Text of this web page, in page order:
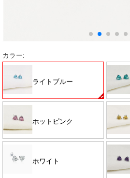
カラー:
ライトブルー
ホットピンク
ホワイト